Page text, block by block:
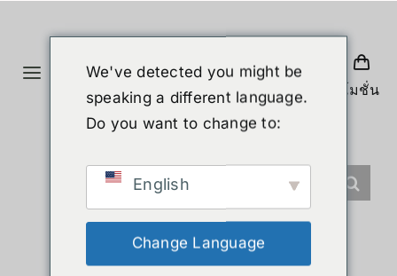
Toggle
Navigation
ヒューマノイド
โปรโมชั่น
We've detected you might be
speaking a different language.
Do you want to change to:
English
Change Language